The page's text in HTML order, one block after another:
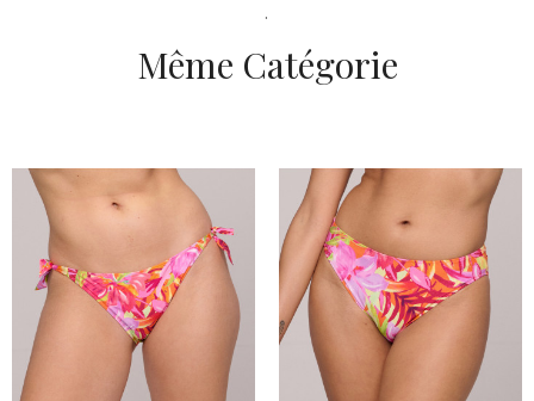
.
Même Catégorie